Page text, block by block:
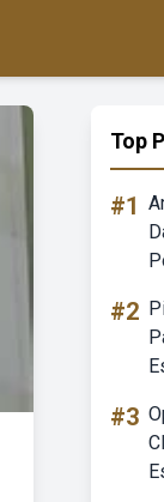
Top
#1
#2
#3